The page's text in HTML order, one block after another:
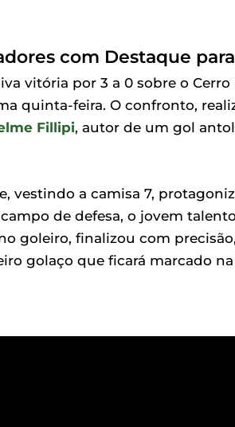
com Destaque
vitória por 3 a 0 sobre o
quinta-feira. O confronto,
Fillipi, autor de um gol
vestindo a camisa 7,
de defesa, o jovem
goleiro, finalizou com
golaço que ficará marcado